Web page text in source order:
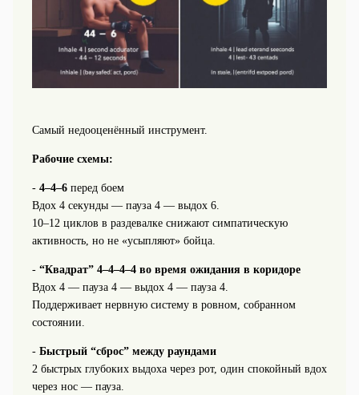
Самый недооценённый инструмент.
Рабочие схемы:
- 4–4–6перед боем
Вдох 4 секунды — пауза 4 — выдох 6.
10–12 циклов в раздевалке снижают симпатическую
активность, но не «усыпляют» бойца.
- “Квадрат” 4–4–4–4 во время ожидания в коридоре
Вдох 4 — пауза 4 — выдох 4 — пауза 4.
Поддерживает нервную систему в ровном, собранном
состоянии.
- Быстрый “сброс” между раундами
2 быстрых глубоких выдоха через рот, один спокойный вдох
через нос — пауза.